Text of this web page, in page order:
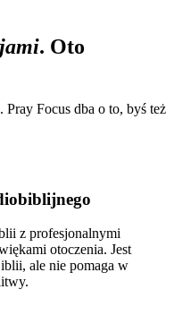
. Oto
Pray Focus dba o to, byś też
z profesjonalnymi
otoczenia. Jest
ale nie pomaga w